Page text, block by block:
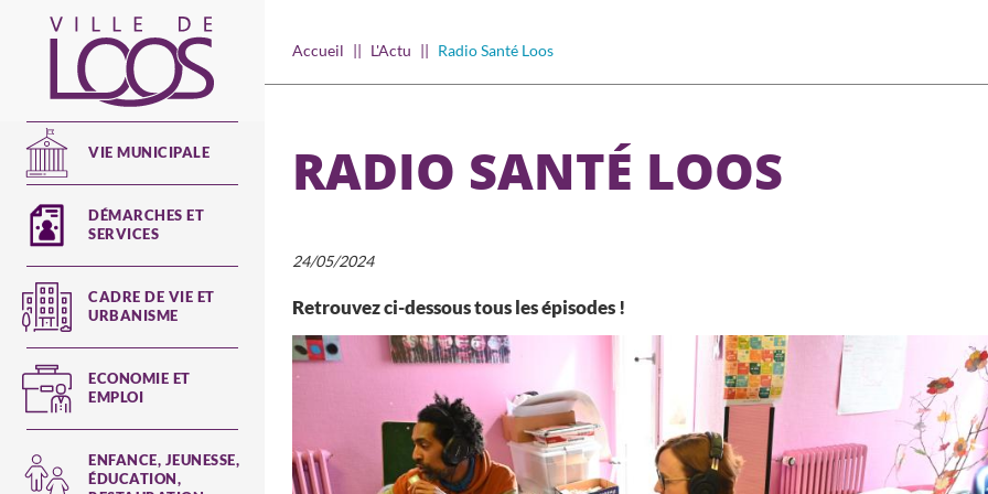
principal
Main
navigation
VIE MUNICIPALE
DÉMARCHES ET
SERVICES
CADRE DE VIE ET
URBANISME
ECONOMIE ET
EMPLOI
ENFANCE, JEUNESSE,
ÉDUCATION,
Accueil L'Actu Radio Santé Loos
RADIO SANTÉ LOOS
24/05/2024
Retrouvez ci-dessous tous les épisodes !